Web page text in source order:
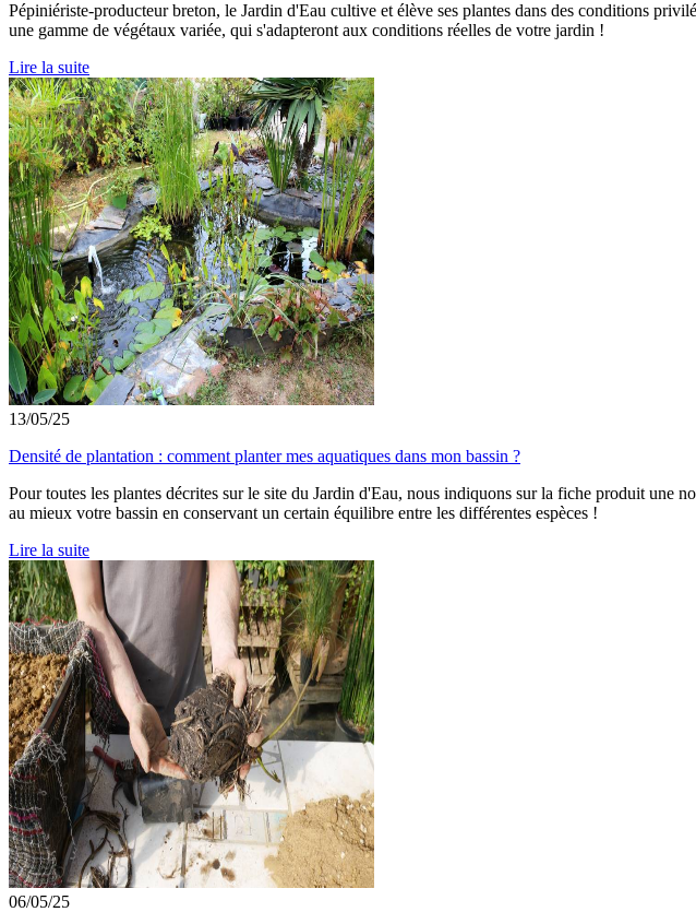
Pépiniériste-producteur breton, le Jardin d'Eau cultive et élève ses plantes dans des conditions
une gamme de végétaux variée, qui s'adapteront aux conditions réelles de votre jardin !
Lire la suite
13/05/25
Densité de plantation : comment planter mes aquatiques dans mon bassin ?
Pour toutes les plantes décrites sur le site du Jardin d'Eau, nous indiquons sur la fiche produit une
au mieux votre bassin en conservant un certain équilibre entre les différentes espèces !
Lire la suite
06/05/25